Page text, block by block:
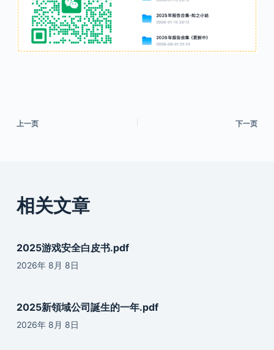
上一页 下一页
相关文章
2025游戏安全白皮书.pdf
2026年 8月 8日
2025新領域公司誕生的一年.pdf
2026年 8月 8日